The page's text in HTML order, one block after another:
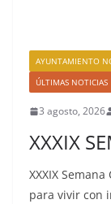
AYUNTAMIENTO
ÚLTIMAS NOTICIAS
3 agosto, 2026
XXXIX
XXXIX
para vivir con